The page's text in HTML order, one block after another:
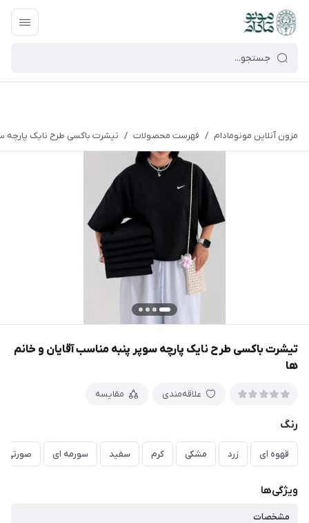
google-site-verification=UkFKasNatN7FPdBOwdojHjkgfDasi-
9oGygsJEdAZik
مزون آنلاین مونومادام / فهرست محصولات / تیشرت باکسی طرح نایک پارچه
تیشرت باکسی طرح نایک پارچه سوپر پنبه مناسب آقایان و خانم
ها
علاقه‌مندی مقایسه
رنگ
قهوه ای زرد مشکی کرم سفید سورمه ای صورتی
ویژگی‌ها
مشخصات